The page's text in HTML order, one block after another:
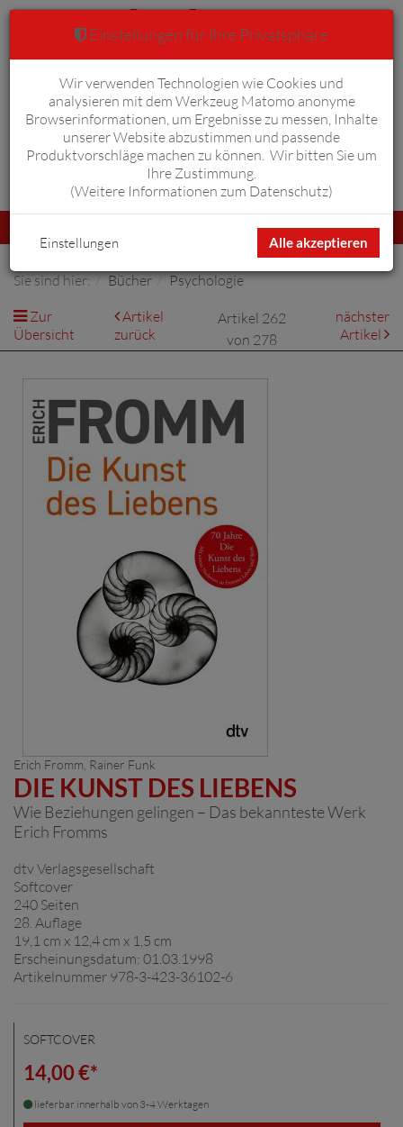
Anmelden Warenkorb 0
umschalten
Sie sind hier: Bücher
Psychologie
Zur
Übersicht
Artikel
zurück
Artikel 262
von 278
nächster
Artikel
Erich Fromm Rainer Funk
DIE KUNST DES LIEBENS
Wie Beziehungen gelingen – Das bekannteste Werk
Erich Fromms
dtv Verlagsgesellschaft
Softcover
240 Seiten
28. Auflage
19,1 cm x 12,4 cm x 1,5 cm
Erscheinungsdatum: 01.03.1998
Artikelnummer 978-3-423-36102-6
SOFTCOVER
14,00 €*
lieferbar innerhalb von 3-4 Werktagen
Einstellungen für Ihre Privatsphäre
Wir verwenden Technologien wie Cookies und
analysieren mit dem Werkzeug Matomo anonyme
Browserinformationen, um Ergebnisse zu messen, Inhalte
unserer Website abzustimmen und passende
Produktvorschläge machen zu können. Wir bitten Sie um
Ihre Zustimmung.
(Weitere Informationen zum Datenschutz)
Alle akzeptieren
Einstellungen